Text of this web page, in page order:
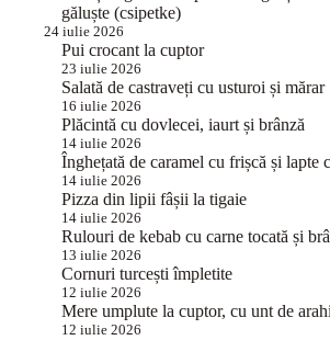
găluște (csipetke)
24 iulie 2026
Pui crocant la cuptor
23 iulie 2026
Salată de castraveți cu usturoi și mărar
16 iulie 2026
Plăcintă cu dovlecei, iaurt și brânză
14 iulie 2026
Înghețată de caramel cu frișcă și lapte
14 iulie 2026
Pizza din lipii fâșii la tigaie
14 iulie 2026
Rulouri de kebab cu carne tocată și
13 iulie 2026
Cornuri turcești împletite
12 iulie 2026
Mere umplute la cuptor, cu unt de
12 iulie 2026